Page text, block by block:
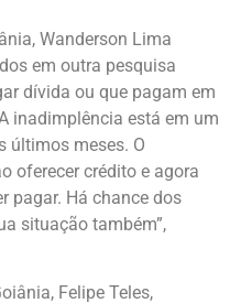
Wanderson Lima
em outra pesquisa
dívida ou que pagam em
inadimplência está em um
últimos meses. O
oferecer crédito e agora
pagar. Há chance dos
situação também”,
Felipe Teles,